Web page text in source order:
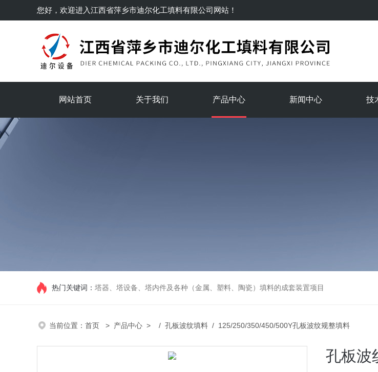
您好，欢迎进入江西省萍乡市迪尔化工填料有限公司网站！
网站首页 关于我们 产品中心 新闻中心 技
热门关键词： 塔器、塔设备、塔内件及各种（金属、塑料、陶瓷）填料的成套装置项目
当前位置： 首页 > 产品中心 > / 孔板波纹填料 / 125/250/350/450/500Y孔板波纹规整填料
孔板波